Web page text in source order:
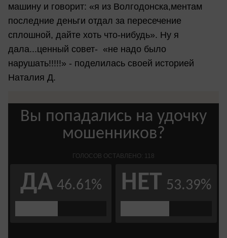
машину и говорит: «я из Волгодонска,ментам
последние деньги отдал за пересечение
сплошной, дайте хоть что-нибудь». Ну я
дала...ценный совет- «не надо было
нарушать!!!!!» - поделилась своей историей
Наталия Д.